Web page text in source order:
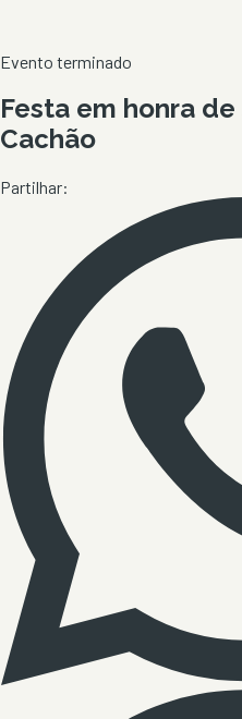
Evento terminado
Festa em honra
Cachão
Partilhar: